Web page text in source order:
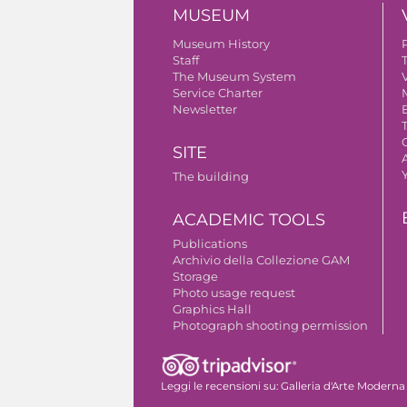
MUSEUM
Museum History
Staff
The Museum System
Service Charter
Newsletter
SITE
The building
ACADEMIC TOOLS
Publications
Archivio della Collezione GAM
Storage
Photo usage request
Graphics Hall
Photograph shooting permission
Leggi le recensioni su: Galleria d'Arte Moderna